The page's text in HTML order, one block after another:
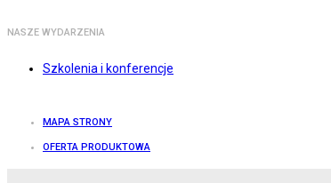
NASZE WYDARZENIA
Szkolenia i konferencje
MAPA STRONY
OFERTA PRODUKTOWA